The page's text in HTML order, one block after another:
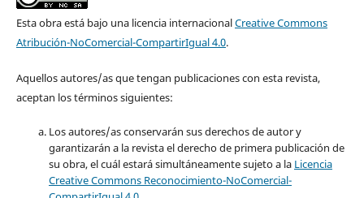
Esta obra está bajo una licencia internacionalCreative Commons
Atribución-NoComercial-CompartirIgual 4.0.
Aquellos autores/as que tengan publicaciones con esta revista,
aceptan los términos siguientes:
Los autores/as conservarán sus derechos de autor y
garantizarán a la revista el derecho de primera publicación de
su obra, el cuál estará simultáneamente sujeto a la Licencia
Creative Commons Reconocimiento-NoComercial-